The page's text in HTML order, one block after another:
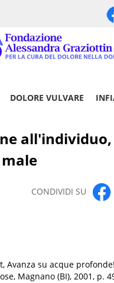
DOLORE VULVARE
CONDIVIDI SU
Avanza su acque
Magnano (BI), 2001, p.